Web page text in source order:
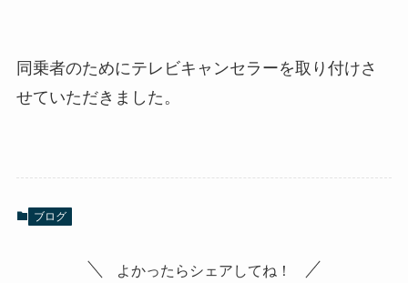
同乗者のためにテレビキャンセラーを取り付けさ
せていただきました。
ブログ
よかったらシェアしてね！